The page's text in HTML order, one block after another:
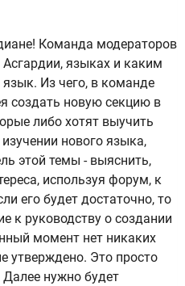
Команда модераторов
языках и каким
Из чего, в команде
создать новую секцию в
либо хотят выучить
нового языка,
этой темы - выяснить,
используя форум, к
его будет достаточно, то
к руководству о создании
момент нет никаких
утверждено. Это просто
нужно будет